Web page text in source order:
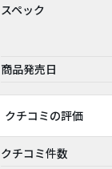
スペック
商品発売日
クチコミの評価
クチコミ件数